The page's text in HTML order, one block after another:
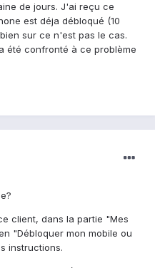
de jours. J'ai reçu ce
est déja débloqué (10
sur ce n'est pas le cas.
été confronté à ce problème
client, dans la partie "Mes
"Débloquer mon mobile ou
instructions.